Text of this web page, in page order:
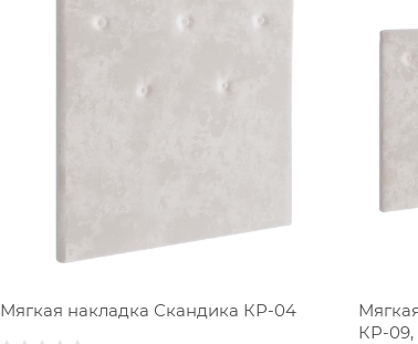
Мягкая накладка Скандика КР-04
КР-09,